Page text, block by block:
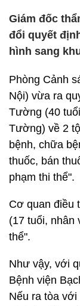
Giám đốc
đổi quyết
hình sang
Phòng Cảnh
Nội) vừa ra
Tường (40
Tường) về 2
bệnh, chữa
thuốc, bán
phạm thi thể".
Cơ quan điều
(17 tuổi, nhân
thể".
Như vậy, với
Bệnh viện
Nếu ra tòa